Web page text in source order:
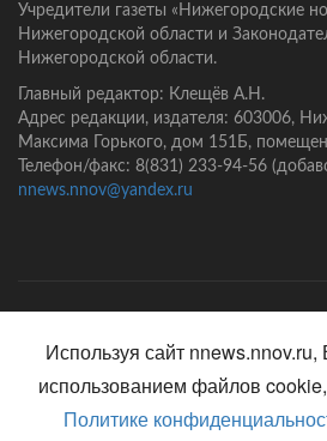
Учредители газеты «Нижегородские
Нижегородской области и
Нижегородской области.
Главный редактор: Клещёв А.Н.
Адрес редакции, издателя: 603006,
Максима Горького, дом 151Б,
Телефон/факс: 8(831) 233-94-56
nnews.nnov@yandex.ru
Используя сайт
использованием файлов
Политике